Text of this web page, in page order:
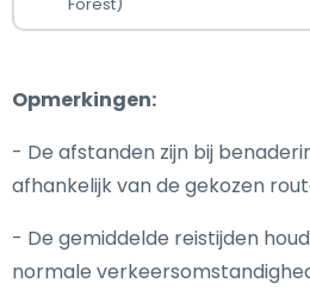
Opmerkingen:
- De afstanden zijn bij
afhankelijk van de gekozen
- De gemiddelde reistijden
normale